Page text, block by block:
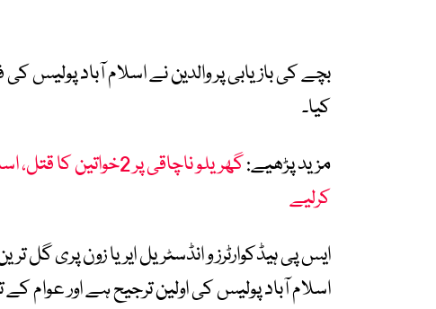
بچے کی بازیابی پر والدین نے اسلام آباد پولیس کی
کیا۔
مزید پڑھیے:
کرلیے
ایس پی ہیڈکوارٹرز و انڈسٹریل ایریا زون پری
اسلام آباد پولیس کی اولین ترجیح ہے اور عوام